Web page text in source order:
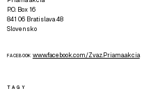
P.O. Box 16
841 06 Bratislava 48
Slovensko
FACEBOOK www.facebook.com/Zvaz.Priama.akcia
TAGY